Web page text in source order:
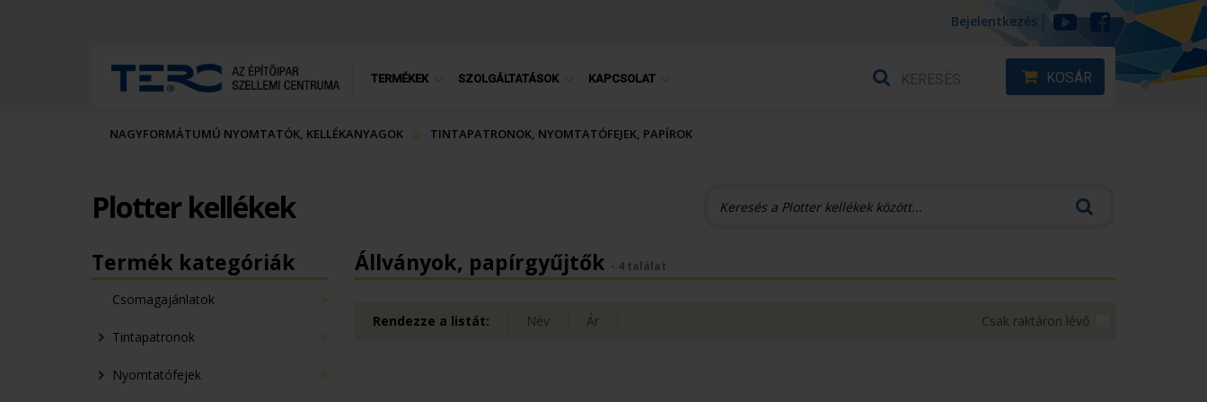
Bejelentkezés
TERMÉKEK SZOLGÁLTATÁSOK KAPCSOLAT KOSÁR
NAGYFORMÁTUMÚ NYOMTATÓK, KELLÉKANYAGOK TINTAPATRONOK, NYOMTATÓFEJEK, PAPÍROK
Plotter kellékek
Termék kategóriák
Csomagajánlatok
Tintapatronok
Nyomtatófejek
Állványok, papírgyűjtők - 4 találat
Rendezze a listát: Név Ár Csak raktáron lévő